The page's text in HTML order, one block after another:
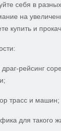
себя в
на
купить и
драг-рейсинг
трасс и машин;
для такого